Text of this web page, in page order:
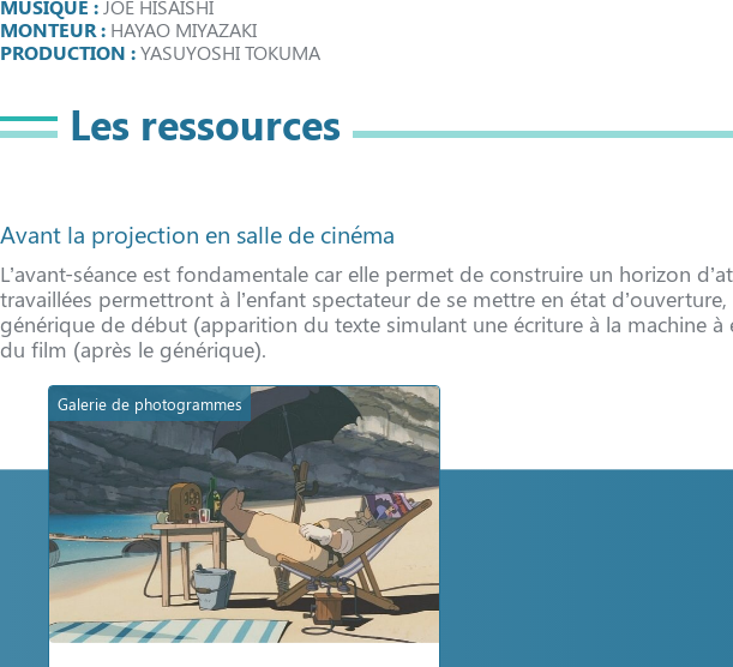
MUSIQUE : JOE HISAISHI
MONTEUR : HAYAO MIYAZAKI
PRODUCTION :YASUYOSHI TOKUMA
Les ressources
Avant la projection en salle de cinéma
L’avant-séance est fondamentale car elle permet de construire un horizon
travaillées permettront à l’enfant spectateur de se mettre en état
générique de début (apparition du texte simulant une écriture à la machine
du film (après le générique).
Galerie de photogrammes